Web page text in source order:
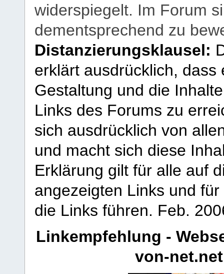
widerspiegelt. Im Forum
dementsprechend zu
Distanzierungsklausel:
erklärt ausdrücklich,
Gestaltung und die
Links des Forums zu
sich ausdrücklich von
und macht sich diese
Erklärung gilt für alle auf
angezeigten Links und
die Links führen. Feb.
Linkempfehlung -
von-net.net